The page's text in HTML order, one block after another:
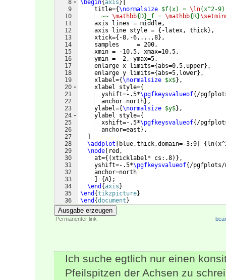
8
9
10
11
12
13
14
15
16
17
18
19
20
21
22
23
24
25
26
27
28
29
30
31
32
33
34
35
36
\begin{axis }
    title=
{\normalsize $f(x) = \ln(x^2-
  ~~
\mathbb{D}_f = \mathbb{R}
    axis lines = middle,
    axis line style =
{ -latex, thick} ,
    xtick=
{ -8,-6,...,8} ,
    samples     = 200,
    xmin = -10.5, xmax=10.5,
    ymin = -2, ymax=5,
    enlarge x limits=
{abs=0.5,upper} ,
    enlarge y limits=
{abs=5,lower} ,
    xlabel=
{\normalsize $x$} ,
    xlabel style=
{
  yshift=-.5*
\pgfkeysvalueof{ /
  anchor=north
} ,
    ylabel=
{\normalsize $y$} ,
    ylabel style=
{
  xshift=-.5*
\pgfkeysvalueof{ /
  anchor=east
} ,
\addplot
blue,thick,domain=-3:9 { ln(
\node
red,
    at=
{(xticklabel* cs:.8)} ,
    yshift=-.5*
\pgfkeysvalueof{ /pgfplots/
    anchor=north
{A} ;
\end {axis }
\end {tikzpicture}
\end {document }
Ausgabe erzeugen
Permanenter link
Ich suche egtlich nur einen
Pfeilspitzen der Achsen zu